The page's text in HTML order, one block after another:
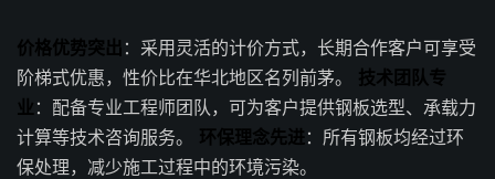
价格优势突出 ：采用灵活的计价方式，长期合作客户可享受
阶梯式优惠，性价比在华北地区名列前茅。 技术团队专
业 ：配备专业工程师团队，可为客户提供钢板选型、承载力
计算等技术咨询服务。 环保理念先进：所有钢板均经过环
保处理，减少施工过程中的环境污染。